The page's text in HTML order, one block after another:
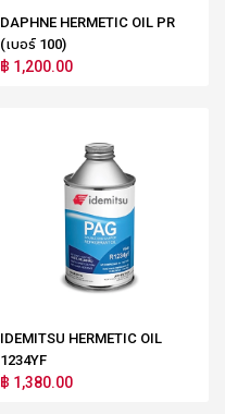
DAPHNE HERMETIC OIL PR
(เบอร์ 100)
฿ 1,200.00
IDEMITSU HERMETIC OIL
1234YF
฿ 1,380.00